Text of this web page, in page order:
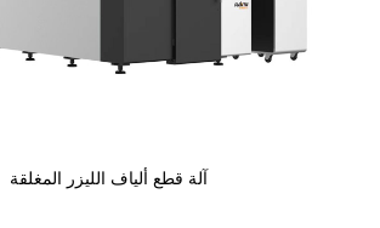
آلة قطع ألياف الليزر المغلقة